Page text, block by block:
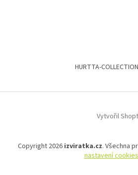
HURTTA-
Vytvořil
Copyright 2026 izviratka.cz. Všechna
nastavení cookies